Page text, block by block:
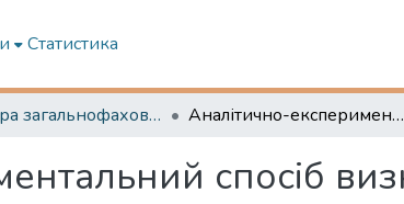
Статистика
Кафедра загальнофахової підготовки та морської безпеки Аналітично-експериментальний спосіб визначення модуля Юнга.
спосіб